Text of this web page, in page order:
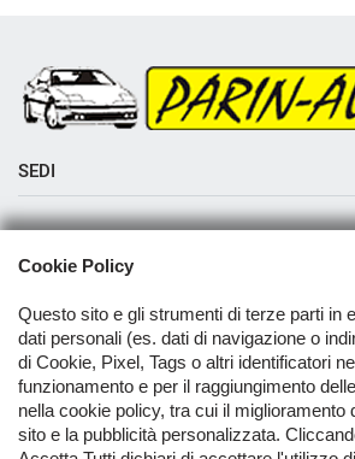
SEDI
Contatti
Cookie Policy
Questo sito e gli strumenti di terze parti in
dati personali (es. dati di navigazione o
di Cookie, Pixel, Tags o altri identificatori
funzionamento e per il raggiungimento
nella cookie policy, tra cui il miglioramento
sito e la pubblicità personalizzata.